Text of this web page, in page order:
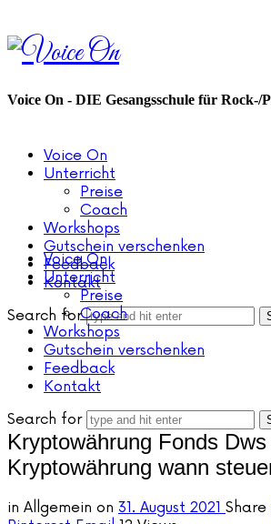
Voice
On
Voice On - DIE Gesangsschule für Rock-/
Voice On
Unterricht
Preise
Coach
Workshops
Gutschein verschenken
Feedback
Kontakt
Search for
Voice On
Unterricht
Preise
Coach
Workshops
Gutschein verschenken
Feedback
Kontakt
Search for
Kryptowährung Fonds
Kryptowährung wann
in Allgemein on 31. August 2021 Share